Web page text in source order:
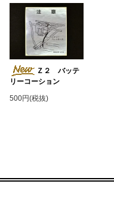
Ｚ２ バッテ
リーコーション
500円(税抜)